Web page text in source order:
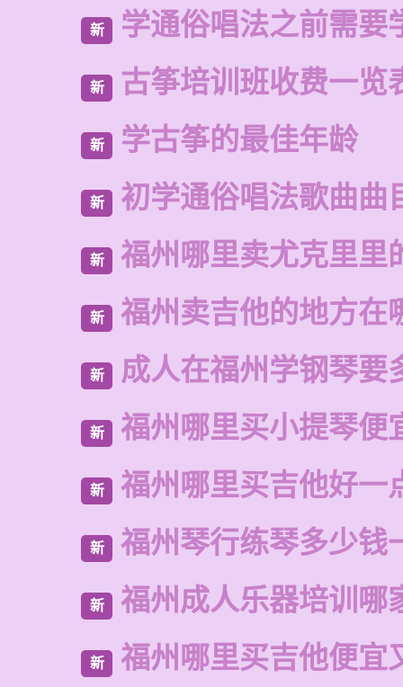
新 学通俗唱法之前需要
新 古筝培训班收费一览
新 学古筝的最佳年龄
新 初学通俗唱法歌曲曲
新 福州哪里卖尤克里里
新 福州卖吉他的地方在
新 成人在福州学钢琴要
新 福州哪里买小提琴便
新 福州哪里买吉他好一
新 福州琴行练琴多少钱
新 福州成人乐器培训哪
新 福州哪里买吉他便宜